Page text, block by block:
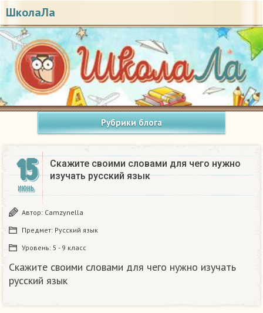
ШколаЛа
Рубрики блога
15
ИЮНЬ
Скажите своими словами для чего нужно
изучать русский язык
Автор: Camzynella
Предмет: Русский язык
Уровень: 5 - 9 класс
Скажите своими словами для чего нужно изучать
русский язык